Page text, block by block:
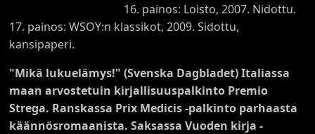
16. painos: Loisto, 2007. Nidottu.
17. painos: WSOY:n klassikot, 2009. Sidottu,
kansipaperi.
"Mikä lukuelämys!" (Svenska Dagbladet) Italiassa
maan arvostetuin kirjallisuuspalkinto Premio
Strega. Ranskassa Prix Medicis -palkinto parhaasta
käännösromaanista. Saksassa Vuoden kirja -